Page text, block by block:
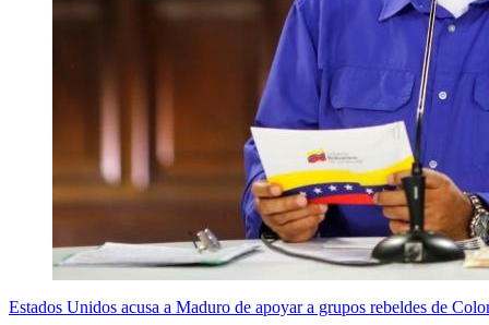
Estados Unidos acusa a Maduro de apoyar a grupos rebeldes de